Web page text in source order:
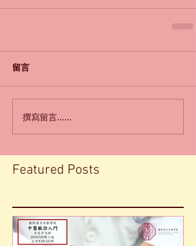
留言
撰寫留言......
Featured Posts